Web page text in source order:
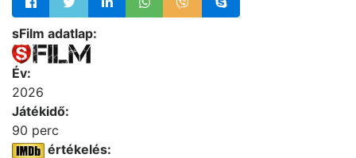
sFilm adatlap:
Év:
2026
Játékidő:
90 perc
értékelés: